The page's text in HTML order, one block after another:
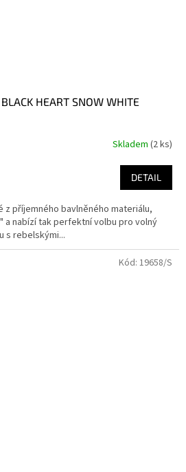
HEART SNOW WHITE
Skladem (2 ks)
DETAIL
z příjemného bavlněného materiálu,
a nabízí tak perfektní volbu pro volný
s rebelskými...
Kód: 19658/S